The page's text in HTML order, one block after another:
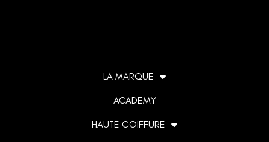
LA MARQUE
ACADEMY
HAUTE COIFFURE